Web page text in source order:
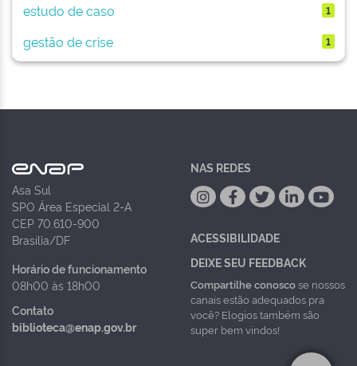
estudo de caso 1
gestão de crise 1
Asa Sul
SPO Área Especial 2-A
CEP 70.610-900
Brasília/DF
Horário de funcionamento
08h00 às 18h00
Contato
biblioteca@enap.gov.br
NAS REDES
ACESSIBILIDADE
DEIXE SEU FEEDBACK
Compartilhe conoscose nossos
canais estão adequados pra
você? Elogios também são
super bem vindos!